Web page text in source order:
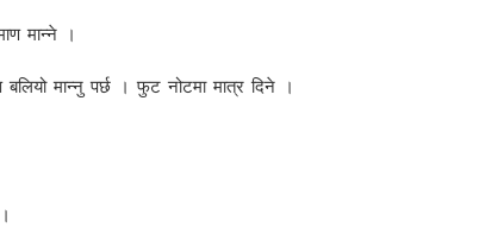
मान्ने ।
मान्नु पर्छ । फुट नोटमा मात्र दिने ।